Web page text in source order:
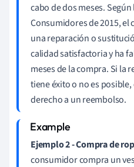
cabo de dos meses.
Consumidores de 2015,
una reparación o
calidad satisfactoria y ha
meses de la compra. Si la
tiene éxito o no es
derecho a un reembolso.
Ejemplo 2 - Compra de
consumidor compra un